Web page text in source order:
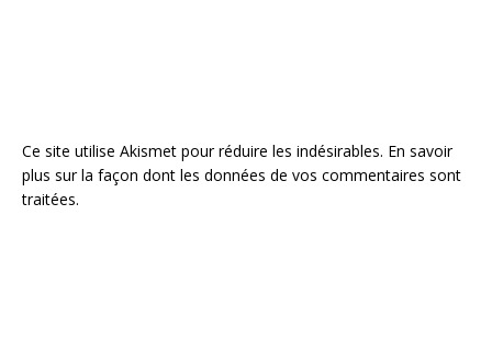
Ce site utilise Akismet pour réduire les indésirables. En savoir
plus sur la façon dont les données de vos commentaires sont
traitées.